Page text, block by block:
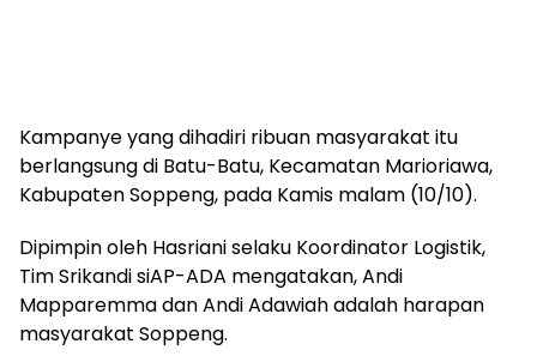
Kampanye yang dihadiri ribuan masyarakat itu
berlangsung di Batu-Batu, Kecamatan Marioriawa,
Kabupaten Soppeng, pada Kamis malam (10/10).
Dipimpin oleh Hasriani selaku Koordinator Logistik,
Tim Srikandi siAP-ADA mengatakan, Andi
Mapparemma dan Andi Adawiah adalah harapan
masyarakat Soppeng.